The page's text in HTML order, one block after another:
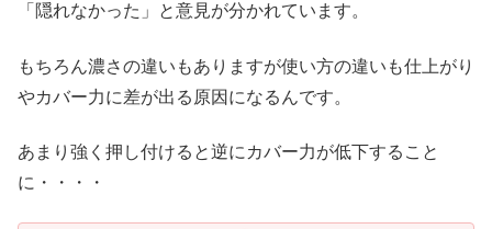
「隠れなかった」と意見が分かれています。
もちろん濃さの違いもありますが使い方の違いも仕上がり
やカバー力に差が出る原因になるんです。
あまり強く押し付けると逆にカバー力が低下すること
に・・・・